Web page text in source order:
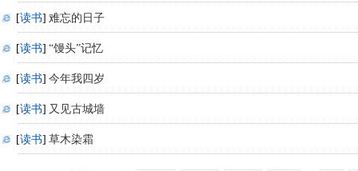
[读书] 难忘的日子
[读书] “馒头”记忆
[读书] 今年我四岁
[读书] 又见古城墙
[读书] 草木染霜